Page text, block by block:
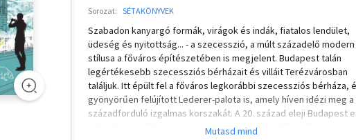
Sorozat: SÉTAKÖNYVEK
Szabadon kanyargó formák, virágok és indák, fiatalos lendület,
üdeség és nyitottság... - a szecesszió, a múlt századelő modern
stílusa a főváros építészetében is megjelent. Budapest talán
legértékesebb szecessziós bérházait és villáit Terézvárosban
találjuk. Itt épült fel a főváros legkorábbi szecessziós bérháza,
gyönyörűen felújított Lederer-palota is, amely híven idézi meg a
századforduló izgalmas korszakát. A 20. század eleji Budapest
mágnása, Schiffer Miksa is egy szecessziós villában élt. A